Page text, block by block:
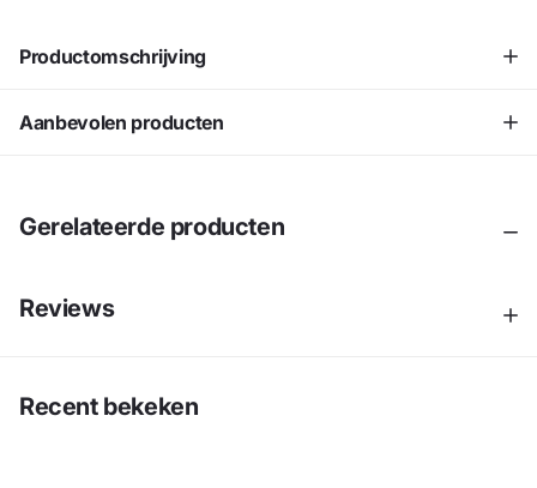
Productomschrijving
Aanbevolen producten
Gerelateerde producten
Reviews
Recent bekeken